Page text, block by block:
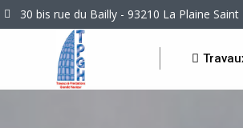
30 bis rue du Bailly - 93210 La Plaine Saint